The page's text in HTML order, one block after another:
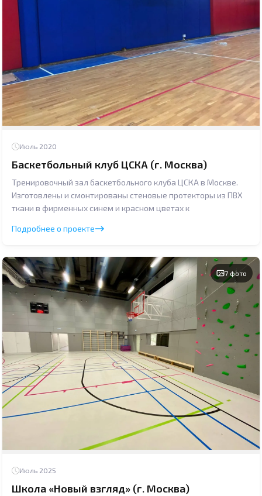
Июль 2020
Баскетбольный клуб ЦСКА (г. Москва)
Тренировочный зал баскетбольного клуба ЦСКА в Москве.
Изготовлены и смонтированы стеновые протекторы из ПВХ
ткани в фирменных синем и красном цветах к
Подробнее о проекте
7 фото
Июль 2025
Школа «Новый взгляд» (г. Москва)